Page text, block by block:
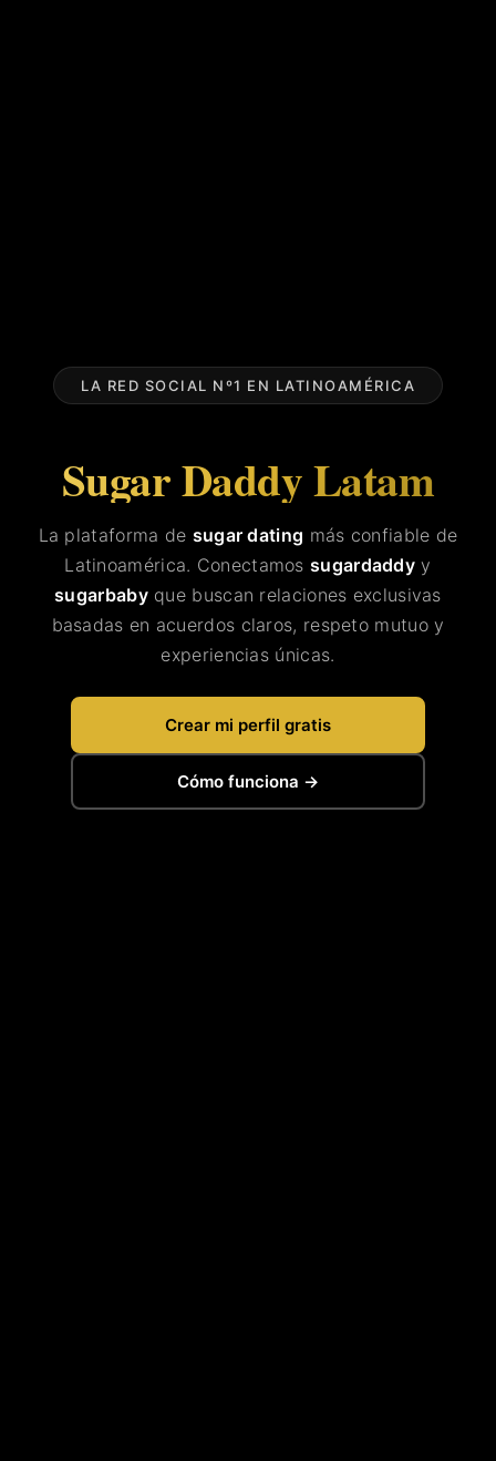
LA RED SOCIAL Nº1 EN LATINOAMÉRICA
Sugar Daddy Latam
La plataforma de sugar dating más confiable de
Latinoamérica. Conectamossugardaddy y
sugarbabyque buscan relaciones exclusivas
basadas en acuerdos claros, respeto mutuo y
experiencias únicas.
Crear mi perfil gratis
Cómo funciona →